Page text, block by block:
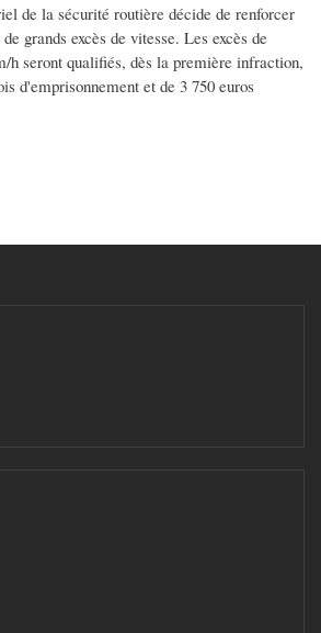
de la sécurité routière décide de renforcer
grands excès de vitesse. Les excès de
h seront qualifiés, dès la première infraction,
d'emprisonnement et de 3 750 euros